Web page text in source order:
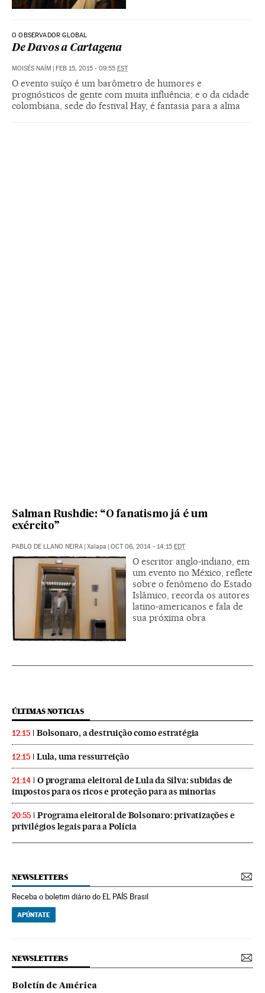
O OBSERVADOR GLOBAL
De Davos a Cartagena
MOISÉS NAÍM | FEB 15, 2015 - 09:55 EST
O evento suíço é um barômetro de humores e
prognósticos de gente com muita influência; e o da cidade
colombiana, sede do festival Hay, é fantasia para a alma
Salman Rushdie: “O fanatismo já é um
exército”
PABLO DE LLANO NEIRA | Xalapa | OCT 06, 2014 - 14:15 EDT
O escritor anglo-indiano, em
um evento no México, reflete
sobre o fenômeno do Estado
Islâmico, recorda os autores
latino-americanos e fala de
sua próxima obra
ÚLTIMAS NOTICIAS
12:15 Bolsonaro, a destruição como estratégia
12:15 Lula, uma ressurreição
21:14
O programa eleitoral de Lula da Silva: subidas de
impostos para os ricos e proteção para as minorias
20:55
Programa eleitoral de Bolsonaro: privatizações e
privilégios legais para a Polícia
NEWSLETTERS
Receba o boletim diário do EL PAÍS Brasil
APÚNTATE
NEWSLETTERS
Boletín de América